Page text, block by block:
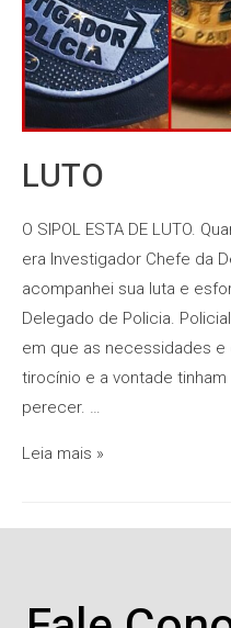
LUTO
O SIPOL ESTA DE LUTO.
era Investigador Chefe da
acompanhei sua luta e
Delegado de Policia.
em que as necessidades
tirocínio e a vontade
perecer. …
Leia mais »